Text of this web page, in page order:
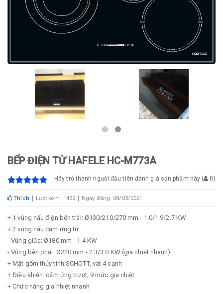
BẾP ĐIỆN TỪ HAFELE HC-M773A
Hãy trở thành người đầu tiên đánh giá sản phẩm này ( 0)
Thích Lượt xem: 1432 Ngày đăng: 08/03/2021
+ 1 vùng nấu điện bên trái: Ø130/210/270 mm - 1.0/1.9/2.7 KW
+ 2 vùng nấu cảm ứng từ:
- Vùng giữa: Ø180 mm - 1.4 KW
- Vùng bên phải: Ø220 mm - 2.3/3.0 KW (gia nhiệt nhanh)
+ Mặt gốm thủy tinh SCHOTT, vát 4 cạnh
+ Điều khiển: cảm ứng trượt, 9 mức gia nhiệt
+ Chức năng gia nhiệt nhanh